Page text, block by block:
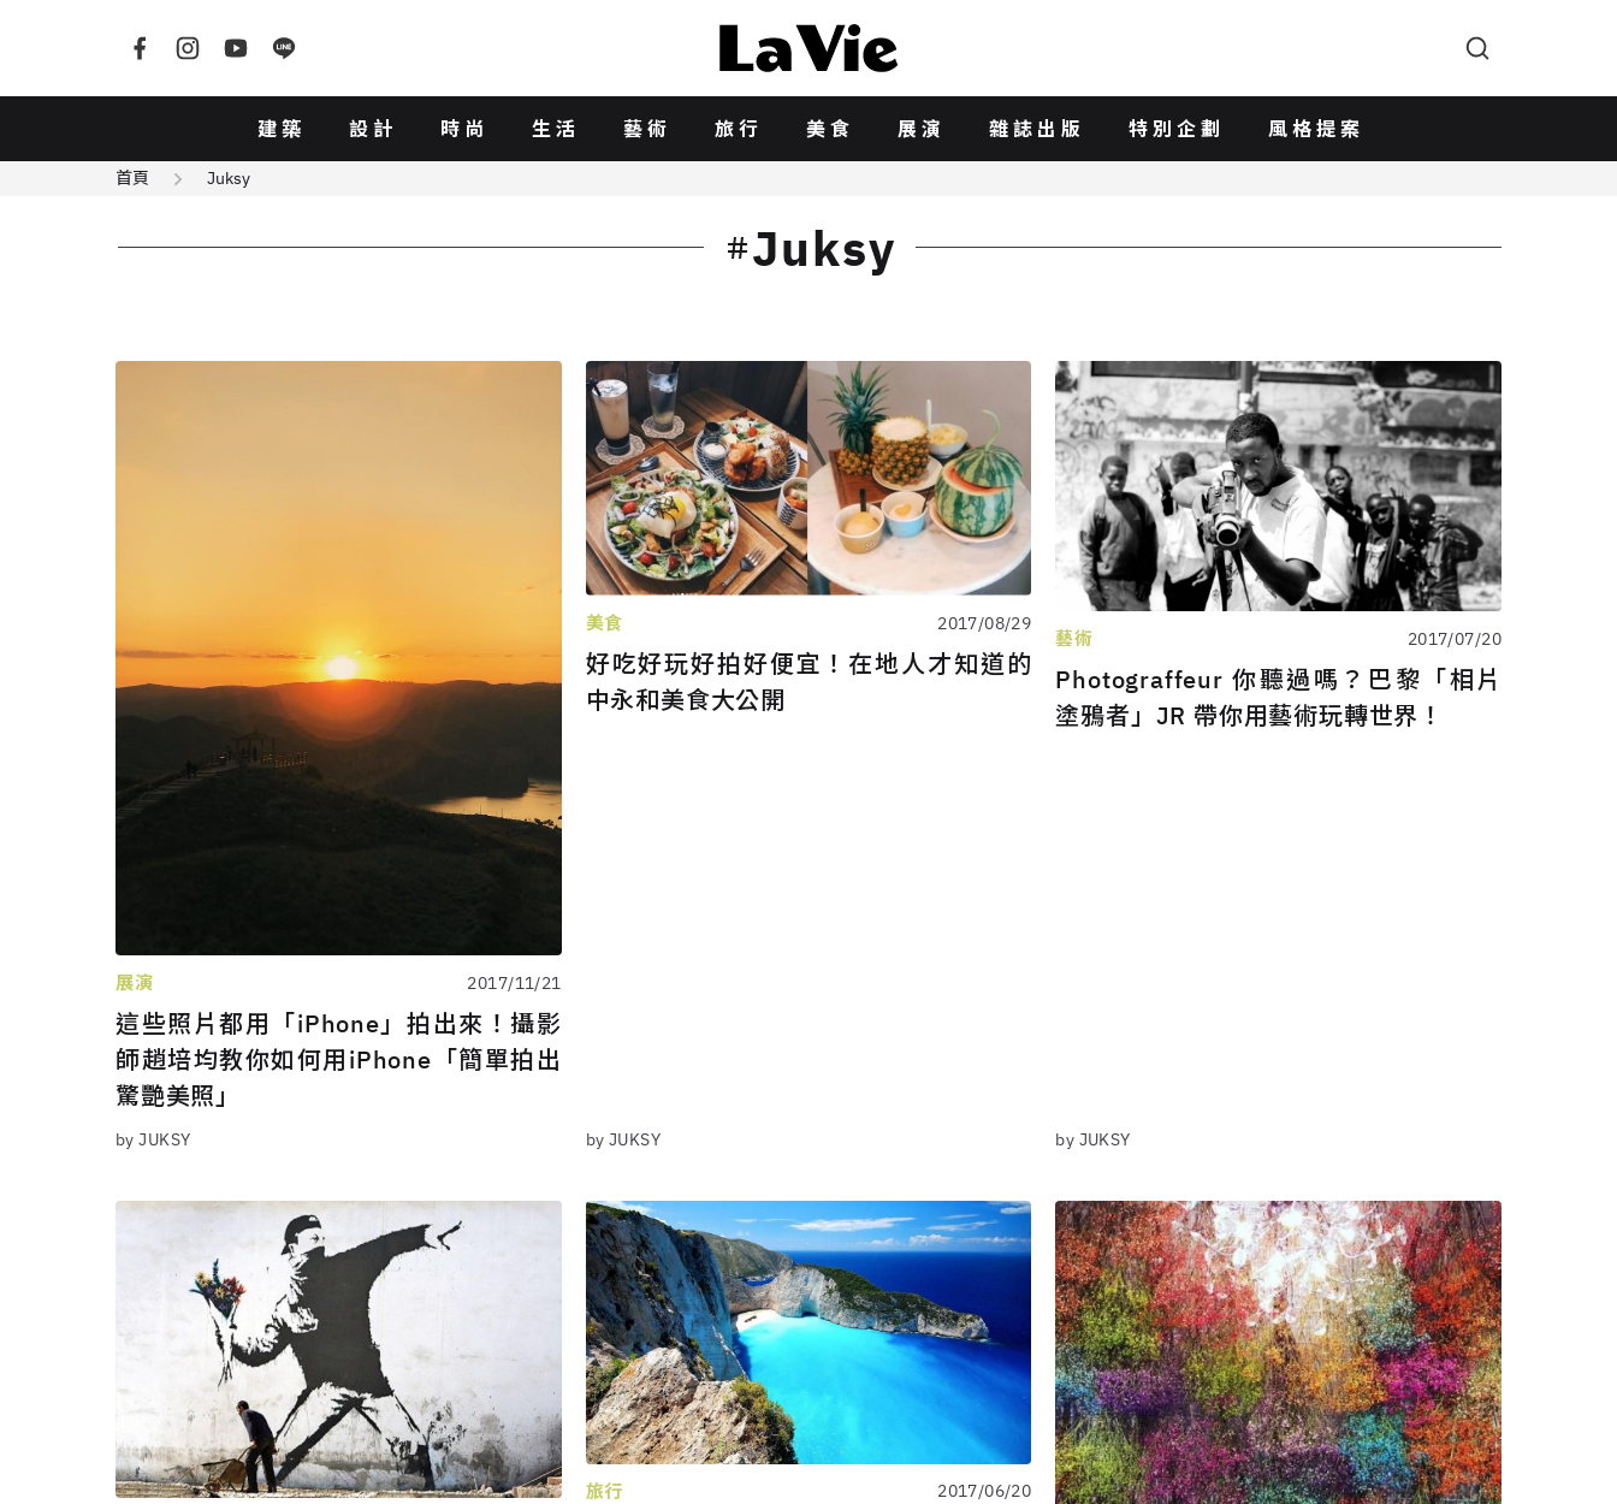
建築 設計 時尚 生活 藝術 旅行 美食 展演 雜誌出版 特別企劃 風格提案
首頁 Juksy
Juksy
展演 2017/11/21
這些照片都用「iPhone」拍出來！攝影
師趙培均教你如何用iPhone「簡單拍出
驚艷美照」
by JUKSY
美食 2017/08/29
好吃好玩好拍好便宜！在地人才知道的
中永和美食大公開
by JUKSY
藝術 2017/07/20
Photograffeur 你聽過嗎？巴黎「相片
塗鴉者」JR 帶你用藝術玩轉世界！
by JUKSY
旅行 2017/06/20